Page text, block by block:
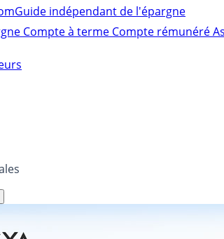
Guide indépendant de l'épargne
Compte à terme Compte rémunéré